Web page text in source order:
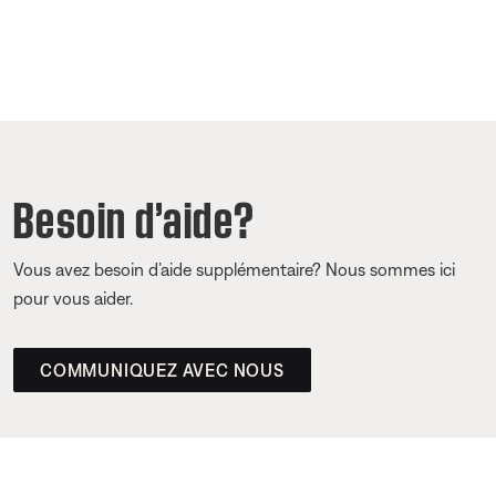
Besoin d’aide?
Vous avez besoin d’aide supplémentaire? Nous sommes ici
pour vous aider.
COMMUNIQUEZ AVEC NOUS